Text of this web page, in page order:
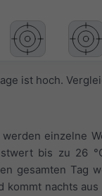
ist hoch.
einzelne
bis zu 26
gesamten Tag
kommt nachts